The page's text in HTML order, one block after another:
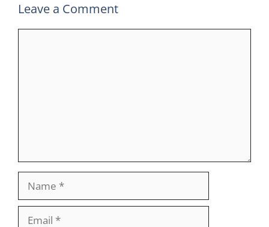
Leave a Comment